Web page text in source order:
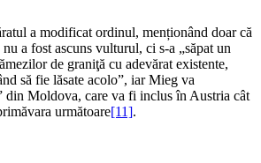
a modificat ordinul, menționând doar că
a fost ascuns vulturul, ci s-a „săpat un
de graniţă cu adevărat existente,
să fie lăsate acolo”, iar Mieg va
din Moldova, care va fi inclus în Austria cât
următoare[11].